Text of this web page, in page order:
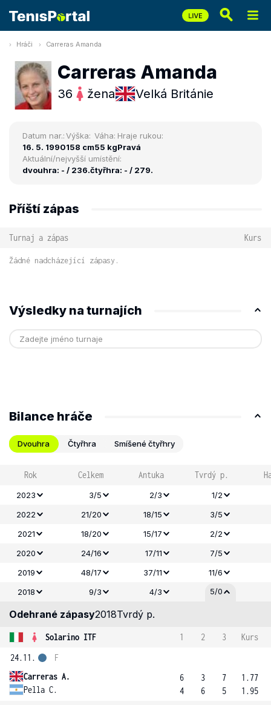
Hráči Carreras Amanda
Carreras Amanda
36 žena Velká Británie
Datum nar.:
16. 5. 1990
Výška:
158 cm
Váha:
55 kg
Hraje rukou:
Pravá
Aktuální/nejvyšší umístění:
dvouhra: - / 236.čtyřhra: - / 279.
Příští zápas
Turnaj a zápas Kurs
Žádné nadcházející zápasy.
Výsledky na turnajích
Bilance hráče
Dvouhra Čtyřhra Smíšené čtyřhry
Rok Celkem Antuka Tvrdý p.
2023 3/5 2/3
1/2
2022
21/20 18/15
3/5
2021
18/20 15/17
2/2
2020
24/16 17/11
7/5
2019
48/17 37/11
11/6
2018
9/3 4/3 5/0
Odehrané zápasy2018Tvrdý p.
Solarino ITF 1 2 3
Kurs
24.11.
Carreras A.
Pella C.
F
6
4
3
6
7
5
1.77
1.95